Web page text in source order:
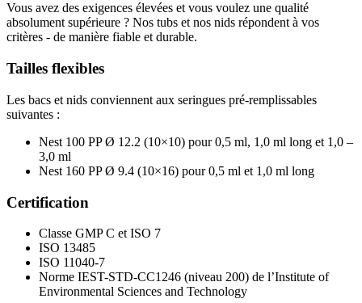
Vous avez des exigences élevées et vous voulez une qualité
absolument supérieure ? Nos tubs et nos nids répondent à vos
critères - de manière fiable et durable.
Tailles flexibles
Les bacs et nids conviennent aux seringues pré-remplissables
suivantes :
Nest 100 PP Ø 12.2 (10×10) pour 0,5 ml, 1,0 ml long et 1,0 –
3,0 ml
Nest 160 PP Ø 9.4 (10×16) pour 0,5 ml et 1,0 ml long
Certification
Classe GMP C et ISO 7
ISO 13485
ISO 11040-7
Norme IEST-STD-CC1246 (niveau 200) de l’Institute of
Environmental Sciences and Technology